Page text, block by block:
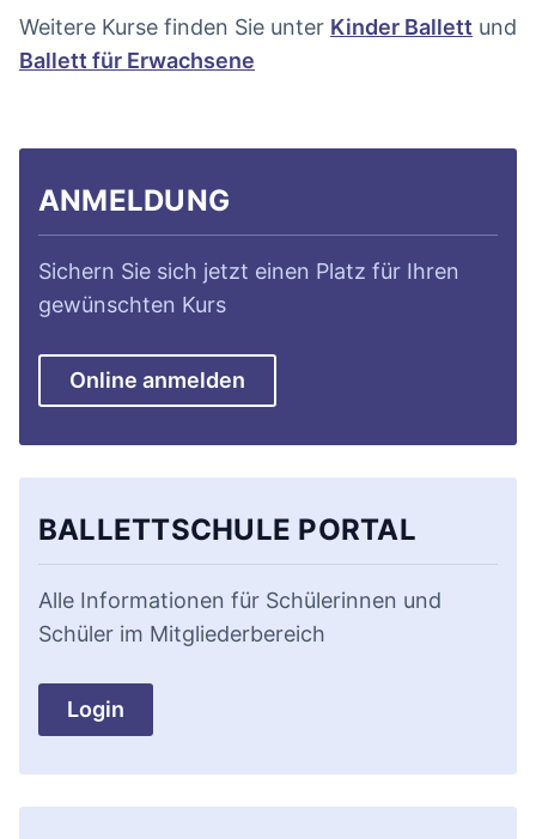
Weitere Kurse finden Sie unter Kinder Ballett und
Ballett für Erwachsene
ANMELDUNG
Sichern Sie sich jetzt einen Platz für Ihren
gewünschten Kurs
Online anmelden
BALLETTSCHULE PORTAL
Alle Informationen für Schülerinnen und
Schüler im Mitgliederbereich
Login